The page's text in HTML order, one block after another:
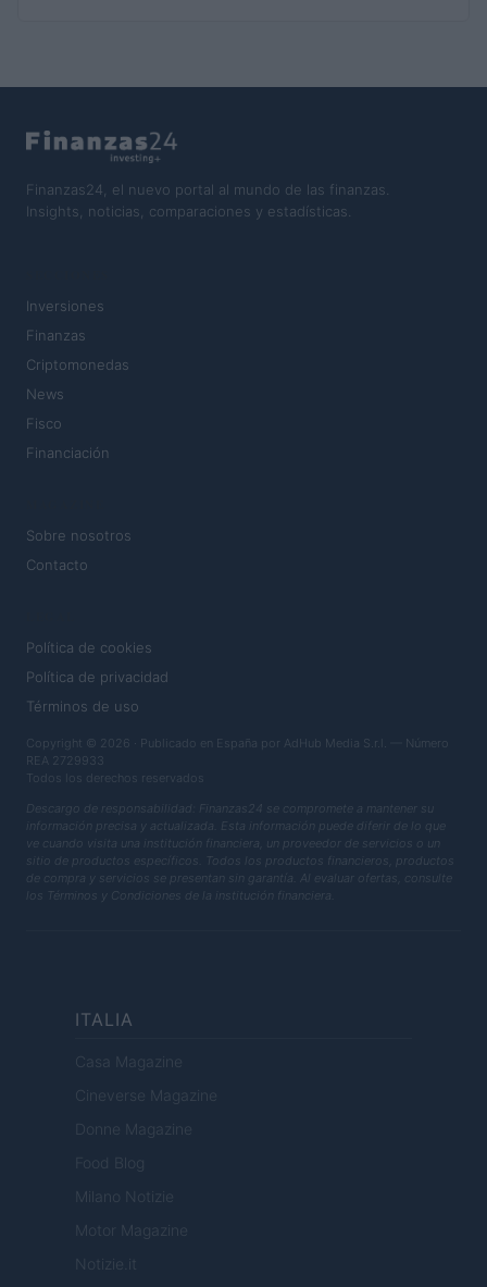
Finanzas24, el nuevo portal al mundo de las finanzas.
Insights, noticias, comparaciones y estadísticas.
Inversiones
Finanzas
Criptomonedas
News
Fisco
Financiación
Sobre nosotros
Contacto
Política de cookies
Política de privacidad
Términos de uso
Copyright © 2026 · Publicado en España por AdHub Media S.r.l. — Número
REA 2729933
Todos los derechos reservados
Descargo de responsabilidad: Finanzas24 se compromete a mantener su
información precisa y actualizada. Esta información puede diferir de lo que
ve cuando visita una institución financiera, un proveedor de servicios o un
sitio de productos específicos. Todos los productos financieros, productos
de compra y servicios se presentan sin garantía. Al evaluar ofertas, consulte
los Términos y Condiciones de la institución financiera.
ITALIA
Casa Magazine
Cineverse Magazine
Donne Magazine
Food Blog
Milano Notizie
Motor Magazine
Notizie.it